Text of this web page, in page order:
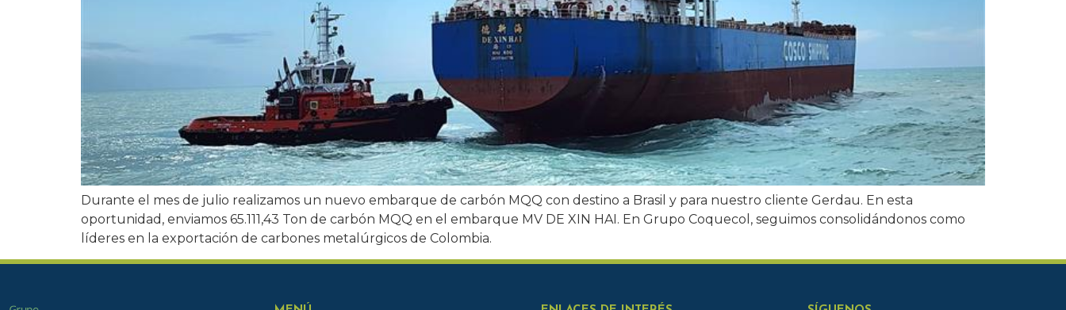
Durante el mes de julio realizamos un nuevo embarque de carbón MQQ con destino a Brasil y para nuestro cliente Gerdau. En esta
oportunidad, enviamos 65.111,43 Ton de carbón MQQ en el embarque MV DE XIN HAI. En Grupo Coquecol, seguimos consolidándonos como
líderes en la exportación de carbones metalúrgicos de Colombia.